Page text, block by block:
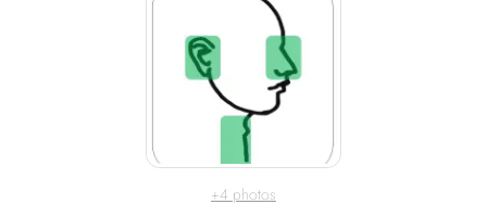
+4 photos